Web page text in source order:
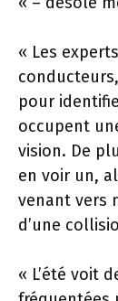
« Les
pour
occupent
vision. De
en voir un,
venant vers
d’une
« L’été voit